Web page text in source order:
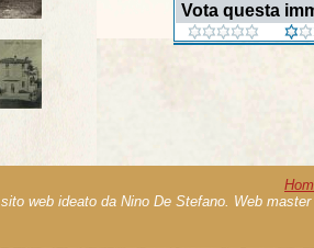
Vota questa
sito web ideato da Nino De Stefano. Web